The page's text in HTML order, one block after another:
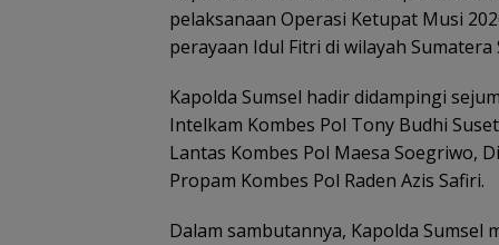
pelaksanaan Operasi Ketupat Musi
perayaan Idul Fitri di wilayah Sumatera
Kapolda Sumsel hadir didampingi
Intelkam Kombes Pol Tony Budhi
Lantas Kombes Pol Maesa Soegriwo,
Propam Kombes Pol Raden Azis Safiri.
Dalam sambutannya, Kapolda Sumsel